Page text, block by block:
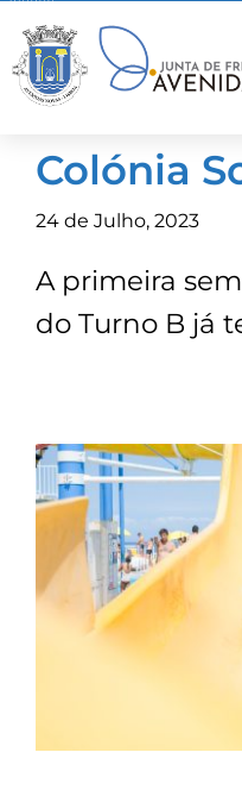
content
Freguesia
Informações
Ocorrências
Contactos
TRANSPARÊNCIA
Colónia
24 de Julho, 2023
A primeira
do Turno B já